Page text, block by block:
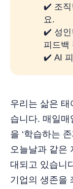
✔️ 조직
요.
✔️ 성인
피드백
✔️ AI
우리는 삶은 태
습니다. 매일
을 ‘학습하는
오늘날과 같은
대되고 있습니
기업의 생존을